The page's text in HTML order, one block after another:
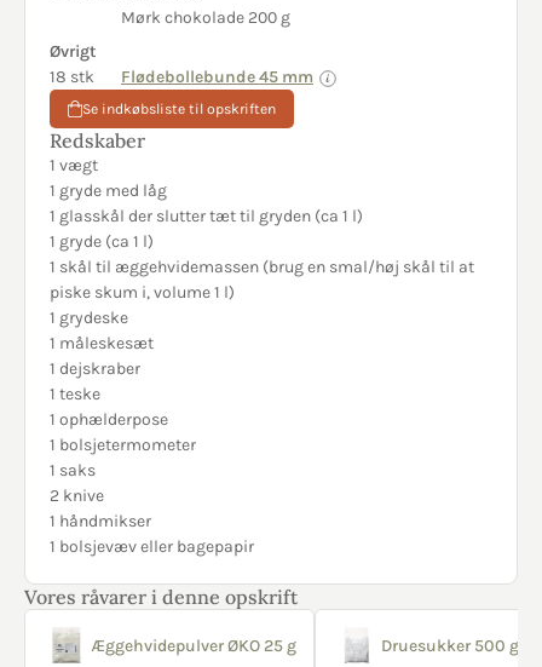
Mørk chokolade 200 g
Øvrigt
18 stk
Flødebollebunde 45 mm
Se indkøbsliste til opskriften
Redskaber
1 vægt
1 gryde med låg
1 glasskål der slutter tæt til gryden (ca 1 l)
1 gryde (ca 1 l)
1 skål til æggehvidemassen (brug en smal/høj skål til at
piske skum i, volume 1 l)
1 grydeske
1 måleskesæt
1 dejskraber
1 teske
1 ophælderpose
1 bolsjetermometer
1 saks
2 knive
1 håndmikser
1 bolsjevæv eller bagepapir
Vores råvarer i denne opskrift
Æggehvidepulver ØKO 25 g Druesukker 500 g